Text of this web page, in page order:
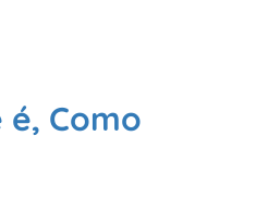
Como